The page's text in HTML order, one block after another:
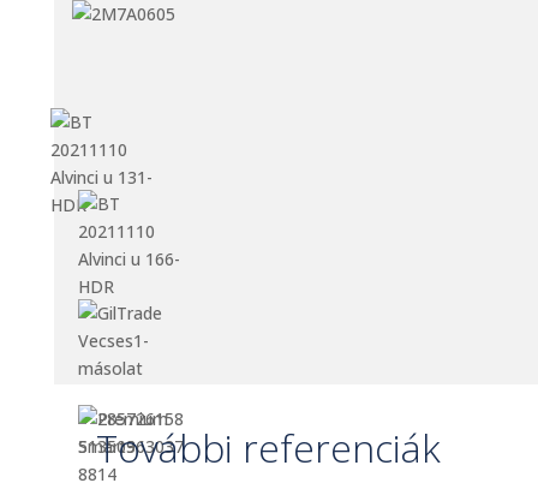
További referenciák